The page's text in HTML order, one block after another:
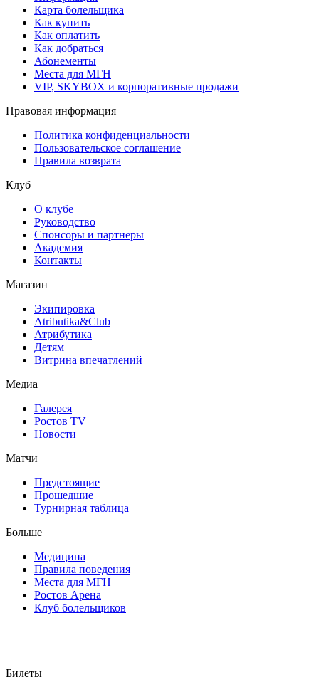
Карта болельщика
Как купить
Как оплатить
Как добраться
Абонементы
Места для МГН
VIP, SKYBOX и корпоративные продажи
Правовая информация
Политика конфиденциальности
Пользовательское соглашение
Правила возврата
Клуб
О клубе
Руководство
Спонсоры и партнеры
Академия
Контакты
Магазин
Экипировка
Atributika&Club
Атрибутика
Детям
Витрина впечатлений
Медиа
Галерея
Ростов TV
Новости
Матчи
Предстоящие
Прошедшие
Турнирная таблица
Больше
Медицина
Правила поведения
Места для МГН
Ростов Арена
Клуб болельщиков
Билеты